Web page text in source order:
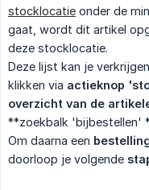
stocklocatie onder de
gaat, wordt dit artikel
deze stocklocatie.
Deze lijst kan je
klikken via actieknop
overzicht van de
**zoekbalk 'bijbestellen'
Om daarna een
doorloop je volgende